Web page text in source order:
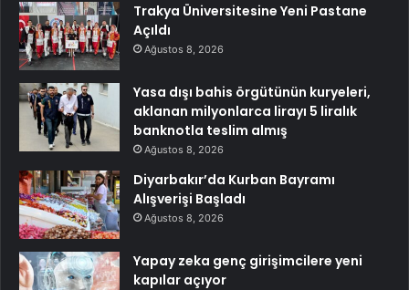
Trakya Üniversitesine Yeni Pastane
Açıldı
Ağustos 8, 2026
Yasa dışı bahis örgütünün kuryeleri,
aklanan milyonlarca lirayı 5 liralık
banknotla teslim almış
Ağustos 8, 2026
Diyarbakır’da Kurban Bayramı
Alışverişi Başladı
Ağustos 8, 2026
Yapay zeka genç girişimcilere yeni
kapılar açıyor